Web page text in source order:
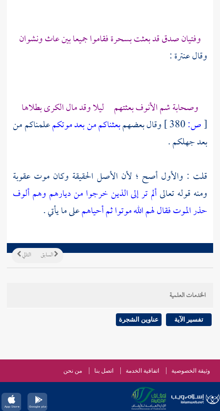
وفتيان صدق قد بعثت بسحرة فقاموا جميعا بين عاث ونشوان
وقالعنترة:
وصحابة شم الأنوف بعثتهم ليلا وقد مال الكرى بطلاها
[ص: وقال بعضهمبعثناكم من بعد موتكمعلمناكم من
بعد جهلكم .
قلت : والأول أصح ؛ لأن الأصل الحقيقة وكان موت عقوبة
ومنه قوله تعالىألم تر إلى الذين خرجوا من ديارهم وهم ألوف
حذر الموت فقال لهم الله موتوا ثم أحياهمعلى ما يأتي .
التالي السابق
الخدمات العلمية
تفسير الآية عناوين الشجرة
وثيقة الخصوصية اتفاقية الخدمة اتصل بنا من نحن